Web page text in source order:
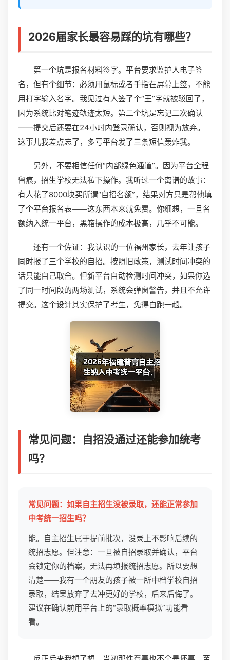
2026届家长最容易踩的坑有哪些？
第一个坑是报名材料签字。平台要求监护人电子签
名，但有个细节：必须用鼠标或者手指在屏幕上签，不能
用打字输入名字。我见过有人签了个“王”字就被驳回了，
因为系统比对笔迹轨迹太短。第二个坑是忘记二次确认
——提交后还要在24小时内登录确认，否则视为放弃。
这事儿我差点忘了，多亏平台发了三条短信轰炸我。
另外，不要相信任何“内部绿色通道”。因为平台全程
留痕，招生学校无法私下操作。我听过一个离谱的故事：
有人花了8000块买所谓“自招名额”，结果对方只是帮他填
了个平台报名表——这东西本来就免费。你细想，一旦名
额纳入统一平台，黑箱操作的成本极高，几乎不可能。
还有一个佐证：我认识的一位福州家长，去年让孩子
同时报了三个学校的自招。按照旧政策，测试时间冲突的
话只能自己取舍。但新平台自动检测时间冲突，如果你选
了同一时间段的两场测试，系统会弹窗警告，并且不允许
提交。这个设计其实保护了考生，免得白跑一趟。
常见问题：自招没通过还能参加统考
吗？
常见问题：如果自主招生没被录取，还能正常参加
中考统一招生吗？
能。自主招生属于提前批次，没录上不影响后续的
统招志愿。但注意：一旦被自招录取并确认，平台
会锁定你的档案，无法再填报统招志愿。所以要想
清楚——我有一个朋友的孩子被一所中档学校自招
录取，结果放弃了去冲更好的学校，后来后悔了。
建议在确认前用平台上的“录取概率模拟”功能看
看。